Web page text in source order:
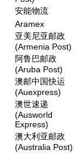
安能物流
Aramex
亚美尼亚邮政
(Armenia Post)
阿鲁巴邮政
(Aruba Post)
澳邮中国快运
(Auexpress)
澳世速递
(Ausworld
Express)
澳大利亚邮政
(Australia Post)